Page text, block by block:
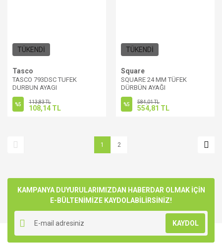
TÜKENDİ
Tasco
TASCO 793DSC TUFEK
DURBUN AYAGI
%5 113,83 TL
108,14 TL
TÜKENDİ
Square
SQUARE 24 MM TÜFEK
DÜRBÜN AYAĞI
%5 584,01 TL
554,81 TL
1 2
KAMPANYA DUYURULARIMIZDAN HABERDAR OLMAK İÇİN
E-BÜLTENİMİZE KAYDOLABİLİRSİNİZ!
KAYDOL